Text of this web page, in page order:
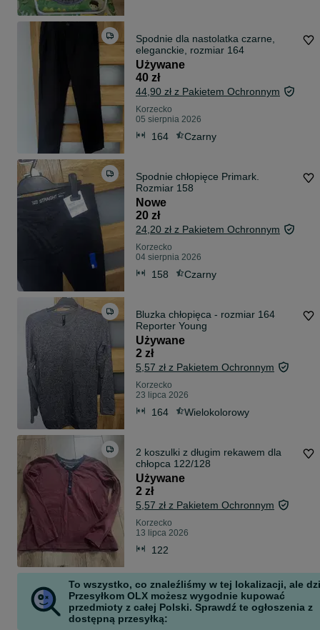
Spodnie dla nastolatka czarne,
eleganckie, rozmiar 164
Używane
40 zł
44,90 zł z Pakietem Ochronnym
Korzecko
05 sierpnia 2026
164 Czarny
Spodnie chłopięce Primark.
Rozmiar 158
Nowe
20 zł
24,20 zł z Pakietem Ochronnym
Korzecko
04 sierpnia 2026
158 Czarny
Bluzka chłopięca - rozmiar 164
Reporter Young
Używane
2 zł
5,57 zł z Pakietem Ochronnym
Korzecko
23 lipca 2026
164 Wielokolorowy
2 koszulki z długim rekawem dla
chłopca 122/128
Używane
2 zł
5,57 zł z Pakietem Ochronnym
Korzecko
13 lipca 2026
122
To wszystko, co znaleźliśmy w tej lokalizacji, ale
Przesyłkom OLX możesz wygodnie kupować
przedmioty z całej Polski. Sprawdź te ogłoszenia z
dostępną przesyłką: